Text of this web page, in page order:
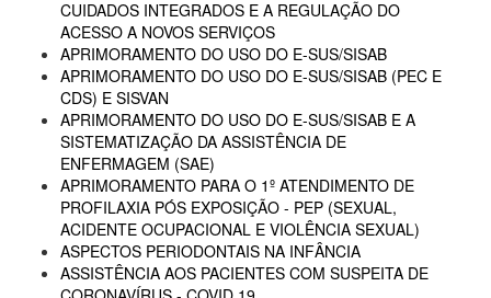
CUIDADOS INTEGRADOS E A REGULAÇÃO DO
ACESSO A NOVOS SERVIÇOS
APRIMORAMENTO DO USO DO E-SUS/SISAB
APRIMORAMENTO DO USO DO E-SUS/SISAB (PEC E
CDS) E SISVAN
APRIMORAMENTO DO USO DO E-SUS/SISAB E A
SISTEMATIZAÇÃO DA ASSISTÊNCIA DE
ENFERMAGEM (SAE)
APRIMORAMENTO PARA O 1º ATENDIMENTO DE
PROFILAXIA PÓS EXPOSIÇÃO - PEP (SEXUAL,
ACIDENTE OCUPACIONAL E VIOLÊNCIA SEXUAL)
ASPECTOS PERIODONTAIS NA INFÂNCIA
ASSISTÊNCIA AOS PACIENTES COM SUSPEITA DE